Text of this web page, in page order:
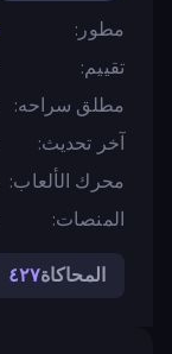
مطور
تقييم
مطلق سراحه
آخر تحديث
محرك الألعاب
المنصات
المحاكاة٤٢٧